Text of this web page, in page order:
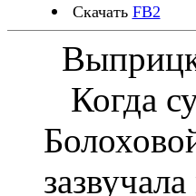
Скачать FB2
Когда